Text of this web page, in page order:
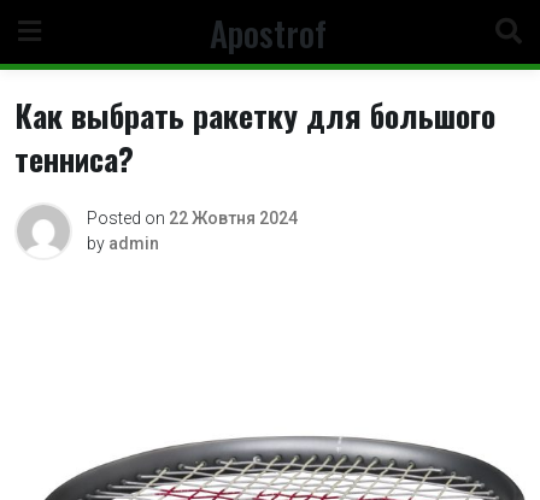
content
Apostrof
Как выбрать ракетку для большого
тенниса?
Posted on 22 Жовтня 2024
by admin